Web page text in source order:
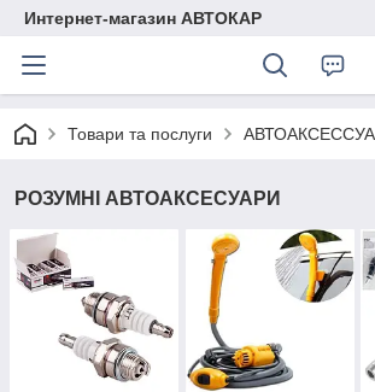
Интернет-магазин АВТОКАР
Товари та послуги
РОЗУМНІ АВТОАКСЕСУАРИ